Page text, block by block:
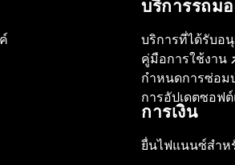
บริการรถม
บริการที่ได้รับอ
คู่มือการใช้งาน
กำหนดการซ่อม
การอัปเดตซอฟ
การเงิน
ยื่นไฟแนนซ์สำห